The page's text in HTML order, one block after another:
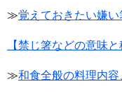
≫覚えておきたい嫌
【禁じ箸などの意味と
≫和食全般の料理内